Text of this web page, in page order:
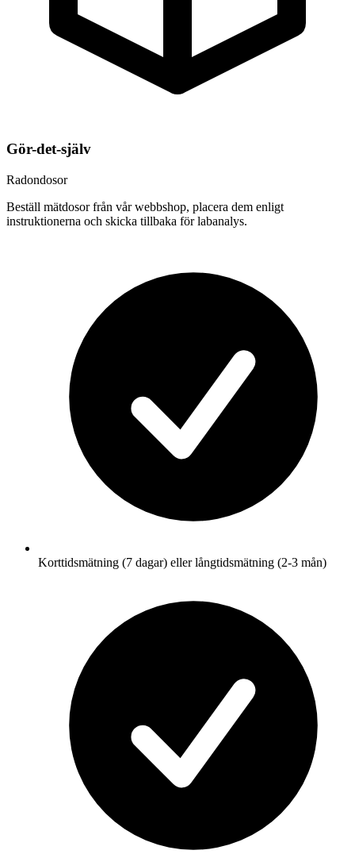
Gör-det-själv
Radondosor
Beställ mätdosor från vår webbshop, placera dem enligt
instruktionerna och skicka tillbaka för labanalys.
Korttidsmätning (7 dagar) eller långtidsmätning (2-3 mån)